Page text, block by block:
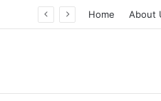
Home About